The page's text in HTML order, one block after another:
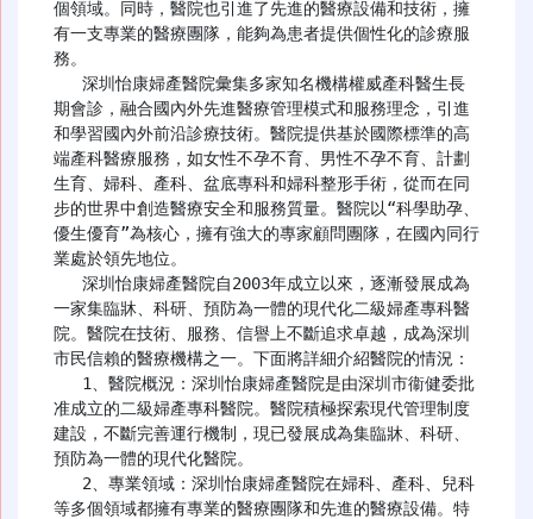
個領域。同時，醫院也引進了先進的醫療設備和技術，擁
有一支專業的醫療團隊，能夠為患者提供個性化的診療服
務。
期會診，融合國內外先進醫療管理模式和服務理念，引進
和學習國內外前沿診療技術。醫院提供基於國際標準的高
端產科醫療服務，如女性不孕不育、男性不孕不育、計劃
生育、婦科、產科、盆底專科和婦科整形手術，從而在同
步的世界中創造醫療安全和服務質量。醫院以“科學助孕、
優生優育”為核心，擁有強大的專家顧問團隊，在國內同行
業處於領先地位。
一家集臨牀、科研、預防為一體的現代化二級婦產專科醫
院。醫院在技術、服務、信譽上不斷追求卓越，成為深圳
市民信賴的醫療機構之一。下面將詳細介紹醫院的情況：
准成立的二級婦產專科醫院。醫院積極探索現代管理制度
建設，不斷完善運行機制，現已發展成為集臨牀、科研、
預防為一體的現代化醫院。
等多個領域都擁有專業的醫療團隊和先進的醫療設備。特